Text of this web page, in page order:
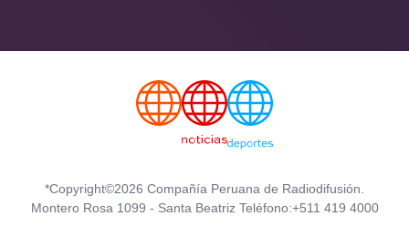
*Copyright©2026 Compañía Peruana de Radiodifusión.
Montero Rosa 1099 - Santa Beatriz Teléfono:+511 419 4000